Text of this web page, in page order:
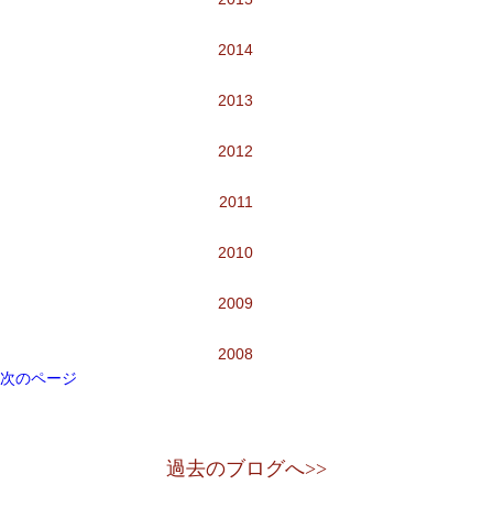
2014
2013
2012
2011
2010
2009
2008
次のページ
過去のブログへ>>